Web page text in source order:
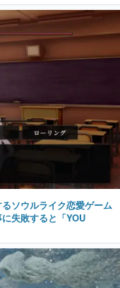
ソウルライク恋愛ゲーム
失敗すると「YOU